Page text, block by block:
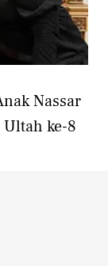
Nassar
ke-8